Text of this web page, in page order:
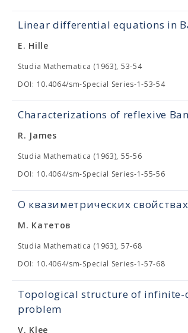
Linear differential equations in
E. Hille
Studia Mathematica (1963), 53-54
DOI: 10.4064/sm-Special Series-1-53-54
Characterizations of reflexive
R. James
Studia Mathematica (1963), 55-56
DOI: 10.4064/sm-Special Series-1-55-56
О квазиметрических свойствах
М. Катетов
Studia Mathematica (1963), 57-68
DOI: 10.4064/sm-Special Series-1-57-68
Topological structure of infinite-
problem
V. Klee